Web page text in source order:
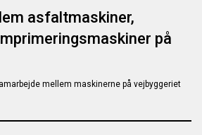
asfaltmaskiner,
på
mellem maskinerne på vejbyggeriet